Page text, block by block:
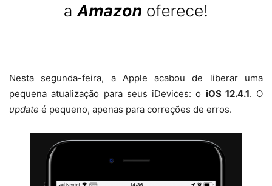
Nesta segunda-feira, a Apple acabou de liberar uma
pequena atualização para seus iDevices: o iOS 12.4.1. O
update é pequeno, apenas para correções de erros.